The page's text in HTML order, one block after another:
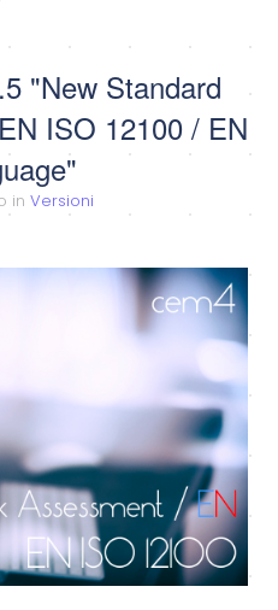
"New Standard
ISO 12100 / EN
in Versioni